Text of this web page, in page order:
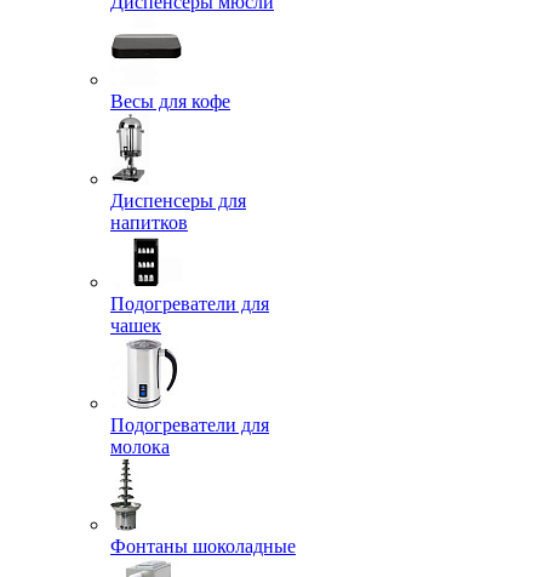
Весы для кофе
Диспенсеры для
напитков
Подогреватели для
чашек
Подогреватели для
молока
Фонтаны шоколадные